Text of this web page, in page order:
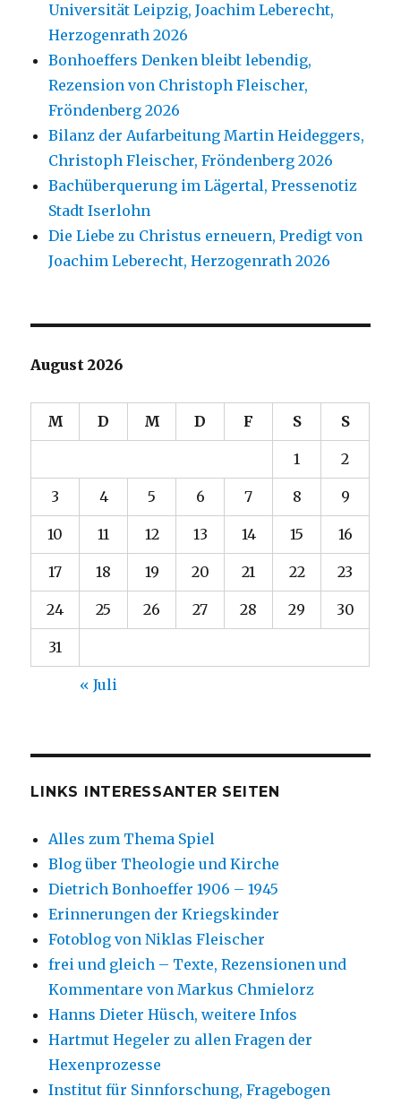
Universität Leipzig, Joachim Leberecht,
Herzogenrath 2026
Bonhoeffers Denken bleibt lebendig,
Rezension von Christoph Fleischer,
Fröndenberg 2026
Bilanz der Aufarbeitung Martin Heideggers,
Christoph Fleischer, Fröndenberg 2026
Bachüberquerung im Lägertal, Pressenotiz
Stadt Iserlohn
Die Liebe zu Christus erneuern, Predigt von
Joachim Leberecht, Herzogenrath 2026
August 2026
M D M D F S S
1 2
3 4 5 6 7 8 9
10 11 12 13 14 15 16
17 18 19 20 21 22 23
24 25 26 27 28 29 30
31
« Juli
LINKS INTERESSANTER SEITEN
Alles zum Thema Spiel
Blog über Theologie und Kirche
Dietrich Bonhoeffer 1906 – 1945
Erinnerungen der Kriegskinder
Fotoblog von Niklas Fleischer
frei und gleich – Texte, Rezensionen und
Kommentare von Markus Chmielorz
Hanns Dieter Hüsch, weitere Infos
Hartmut Hegeler zu allen Fragen der
Hexenprozesse
Institut für Sinnforschung, Fragebogen